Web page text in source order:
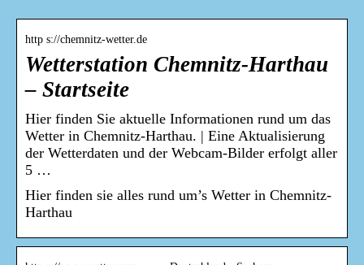
http s://chemnitz-wetter.de
Wetterstation Chemnitz-Harthau
– Startseite
Hier finden Sie aktuelle Informationen rund um das
Wetter in Chemnitz-Harthau. | Eine Aktualisierung
der Wetterdaten und der Webcam-Bilder erfolgt aller
5 …
Hier finden sie alles rund um’s Wetter in Chemnitz-
Harthau